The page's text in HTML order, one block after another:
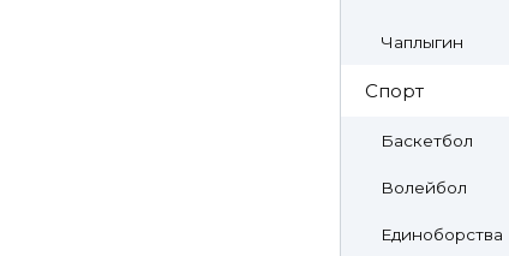
Чаплыгин
Спорт
Баскетбол
Волейбол
Единоборства